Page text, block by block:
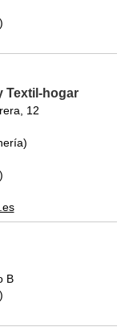
Textil-hogar
12
B